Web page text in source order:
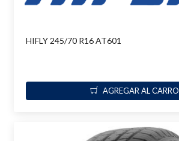
HIFLY 245/70 R16 AT601
AGREGAR AL CARRO